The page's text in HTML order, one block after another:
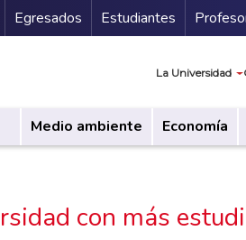
Secundario
Egresados Estudiantes
La Universidad
Medio ambiente Economía
con más